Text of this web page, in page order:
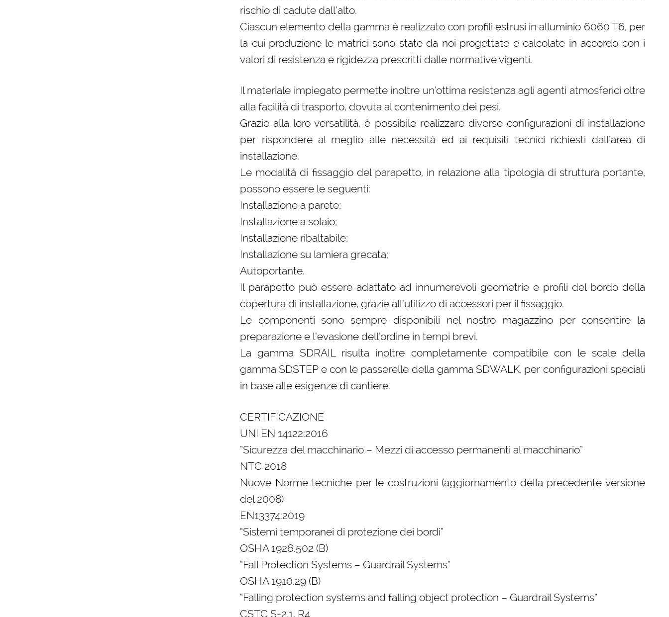
rischio di cadute dall’alto.
Ciascun elemento della gamma è realizzato con profili estrusi in alluminio 6060 T6, per
la cui produzione le matrici sono state da noi progettate e calcolate in accordo con i
valori di resistenza e rigidezza prescritti dalle normative vigenti.
Il materiale impiegato permette inoltre un’ottima resistenza agli agenti atmosferici oltre
alla facilità di trasporto, dovuta al contenimento dei pesi.
Grazie alla loro versatilità, è possibile realizzare diverse configurazioni di installazione
per rispondere al meglio alle necessità ed ai requisiti tecnici richiesti dall’area di
installazione.
Le modalità di fissaggio del parapetto, in relazione alla tipologia di struttura portante,
possono essere le seguenti:
Installazione a parete;
Installazione a solaio;
Installazione ribaltabile;
Installazione su lamiera grecata;
Autoportante.
Il parapetto può essere adattato ad innumerevoli geometrie e profili del bordo della
copertura di installazione, grazie all’utilizzo di accessori per il fissaggio.
Le componenti sono sempre disponibili nel nostro magazzino per consentire la
preparazione e l’evasione dell’ordine in tempi brevi.
La gamma SDRAIL risulta inoltre completamente compatibile con le scale della
gamma SDSTEP e con le passerelle della gamma SDWALK, per configurazioni speciali
in base alle esigenze di cantiere.
CERTIFICAZIONE
UNI EN 14122:2016
”Sicurezza del macchinario – Mezzi di accesso permanenti al macchinario”
NTC 2018
Nuove Norme tecniche per le costruzioni (aggiornamento della precedente versione
del 2008)
EN13374:2019
“Sistemi temporanei di protezione dei bordi”
OSHA 1926.502 (B)
“Fall Protection Systems – Guardrail Systems”
OSHA 1910.29 (B)
“Falling protection systems and falling object protection – Guardrail Systems”
CSTC S-2.1, R4